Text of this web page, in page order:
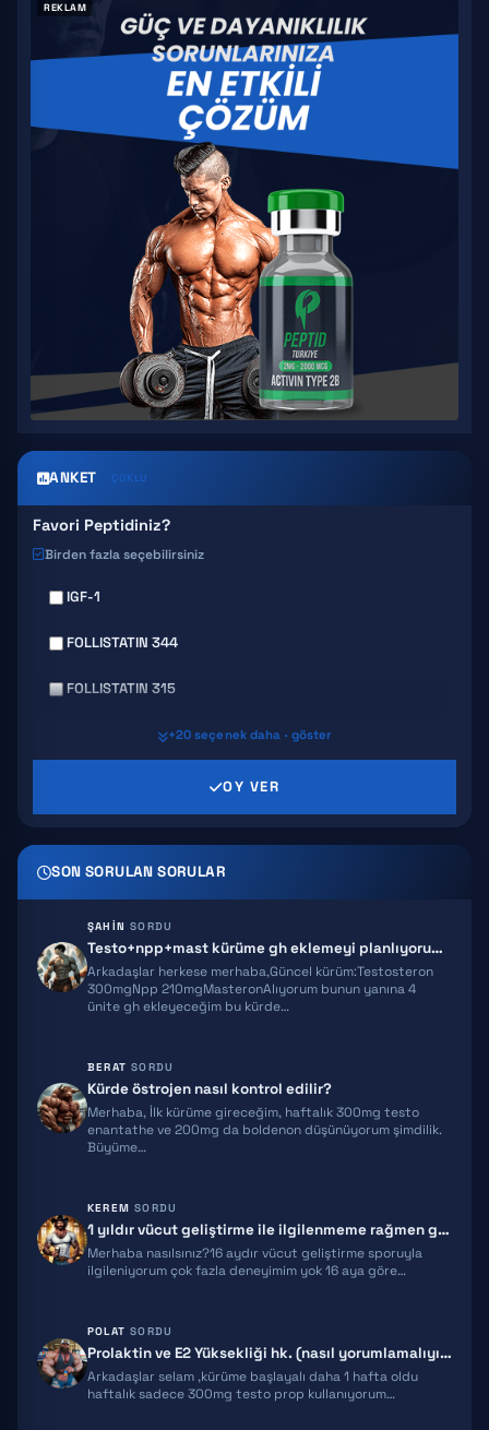
REKLAM
ANKET ÇOKLU
Favori Peptidiniz?
Birden fazla seçebilirsiniz
IGF-1
FOLLISTATIN 344
FOLLISTATIN 315
HEXARELIN
SERMORELIN
MOCT-C
IPT 141
TB500
TRIPTORELIN
ACE031
HGH FRAGMENT
GNRH
MGF
+20 seçenek daha · göster
OY VER
SON SORULAN SORULAR
ŞAHIN SORDU
Testo+npp+mast kürüme gh eklemeyi planlıyorum ekstra önerileriniz olur…
Arkadaşlar herkese merhaba,Güncel kürüm:Testosteron
300mgNpp 210mgMasteronAlıyorum bunun yanına 4
ünite gh ekleyeceğim bu kürde…
BERAT SORDU
Kürde östrojen nasıl kontrol edilir?
Merhaba, İlk kürüme gireceğim, haftalık 300mg testo
enantathe ve 200mg da boldenon düşünüyorum şimdilik.
Büyüme…
KEREM SORDU
1 yıldır vücut geliştirme ile ilgilenmeme rağmen gelişimim yeterli gel…
Merhaba nasılsınız?16 aydır vücut geliştirme sporuyla
ilgileniyorum çok fazla deneyimim yok 16 aya göre…
POLAT SORDU
Prolaktin ve E2 Yüksekliği hk. (nasıl yorumlamalıyım)
Arkadaşlar selam ,kürüme başlayalı daha 1 hafta oldu
haftalık sadece 300mg testo prop kullanıyorum…